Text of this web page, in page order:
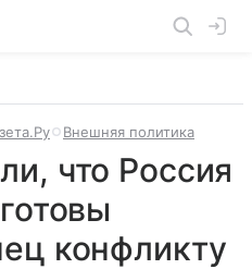
Внешняя политика
что Россия
конфликту